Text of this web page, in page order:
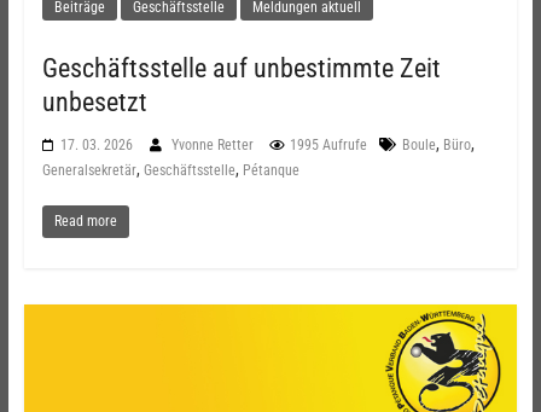
Beiträge Geschäftsstelle Meldungen aktuell
Geschäftsstelle auf unbestimmte Zeit
unbesetzt
17. 03. 2026 Yvonne Retter 1995 Aufrufe Boule, Büro,
Generalsekretär, Geschäftsstelle, Pétanque
Read more